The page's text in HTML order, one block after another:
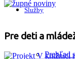
Služby
Prehľad
Pre deti a